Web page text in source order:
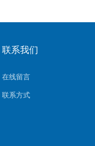
联系我们
在线留言
联系方式